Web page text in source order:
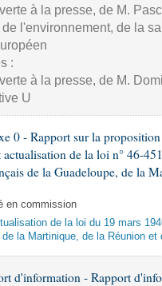
à la presse, de M.
l'environnement, de la
:
à la presse, de M.
U
0 - Rapport sur la
de la loi n° 46-
de la Guadeloupe, de la
en commission
de la loi du 19 mars
la Martinique, de la Réunion et
d'information - Rapport